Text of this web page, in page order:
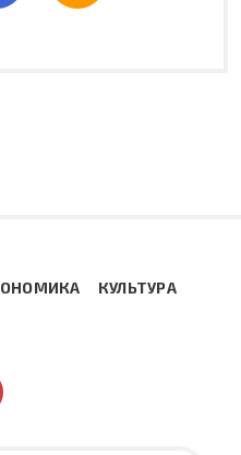
КУЛЬТУРА